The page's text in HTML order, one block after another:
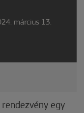
március 13.
egy